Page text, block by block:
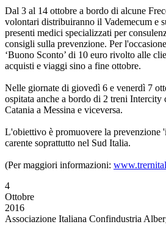
Dal 3 al 14 ottobre a bordo di alcune
volontari distribuiranno il Vademecum e
presenti medici specializzati per
consigli sulla prevenzione. Per
‘Buono Sconto’ di 10 euro rivolto alle
acquisti e viaggi sino a fine ottobre.
Nelle giornate di giovedì 6 e venerdì 7
ospitata anche a bordo di 2 treni Intercity
Catania a Messina e viceversa.
L'obiettivo è promuovere la prevenzione
carente soprattutto nel Sud Italia.
(Per maggiori informazioni:
4
Ottobre
2016
Associazione Italiana Confindustria